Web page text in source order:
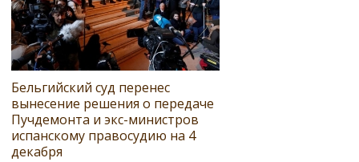
Бельгийский суд перенес
вынесение решения о передаче
Пучдемонта и экс-министров
испанскому правосудию на 4
декабря